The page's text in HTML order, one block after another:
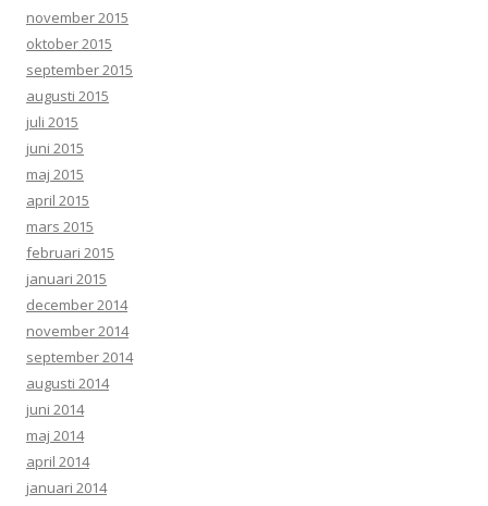
november 2015
oktober 2015
september 2015
augusti 2015
juli 2015
juni 2015
maj 2015
april 2015
mars 2015
februari 2015
januari 2015
december 2014
november 2014
september 2014
augusti 2014
juni 2014
maj 2014
april 2014
januari 2014